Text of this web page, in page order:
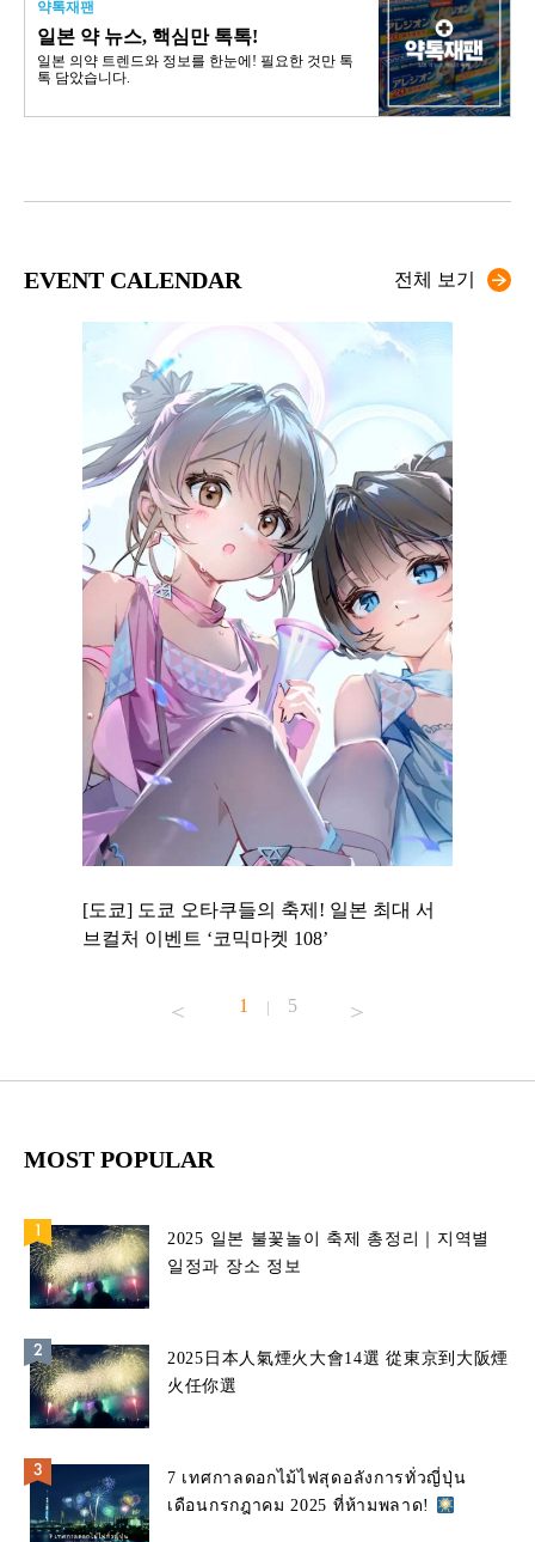
약톡재팬
일본 약 뉴스, 핵심만 톡톡!
일본 의약 트렌드와 정보를 한눈에! 필요한 것만 톡
톡 담았습니다.
EVENT CALENDAR 전체 보기
[도쿄] 도쿄 오타쿠들의 축제! 일본 최대 서
브컬처 이벤트 ‘코믹마켓 108’
1 | 5
MOST POPULAR
2025 일본 불꽃놀이 축제 총정리｜지역별
일정과 장소 정보
2025日本人氣煙火大會14選 從東京到大阪煙
火任你選
7 เทศกาลดอกไม้ไฟสุดอลังการทั่วญี่ปุ่น
เดือนกรกฎาคม 2025 ที่ห้ามพลาด!